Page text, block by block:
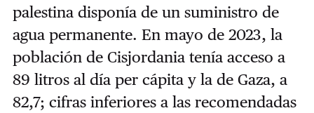
palestina disponía de un suministro de
agua permanente. En mayo de 2023, la
población de Cisjordania tenía acceso a
89 litros al día per cápita y la de Gaza, a
82,7; cifras inferiores a las recomendadas